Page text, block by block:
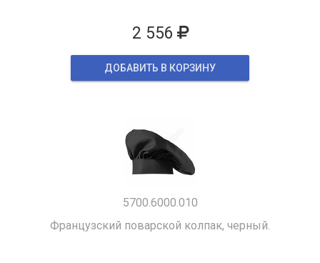
2 556
ДОБАВИТЬ В КОРЗИНУ
5700.6000.010
Французский поварской колпак, черный.